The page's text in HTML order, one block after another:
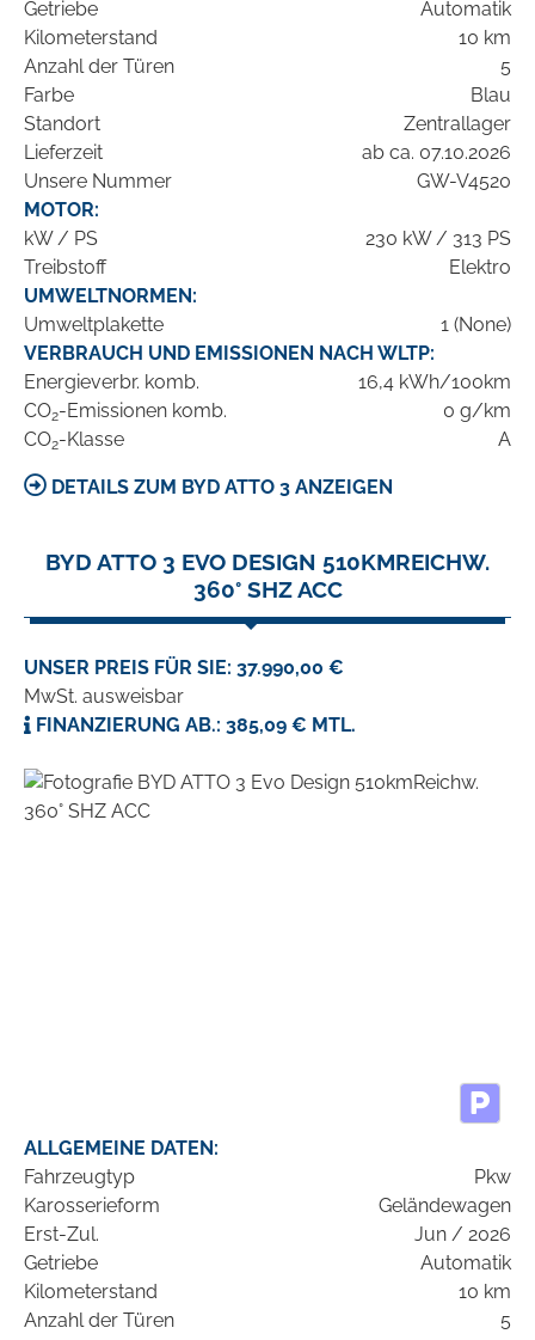
Getriebe
Automatik
Kilometerstand
10 km
Anzahl der Türen
5
Farbe
Blau
Standort
Zentrallager
Lieferzeit
ab ca. 07.10.2026
Unsere Nummer
GW-V4520
MOTOR:
kW / PS
230 kW / 313 PS
Treibstoff
Elektro
UMWELTNORMEN:
Umweltplakette
1 (None)
VERBRAUCH UND EMISSIONEN NACH WLTP:
Energieverbr. komb.
16,4 kWh/100km
CO2-Emissionen komb.
0 g/km
CO2-Klasse A
DETAILS ZUM BYD ATTO 3 ANZEIGEN
BYD ATTO 3 EVO DESIGN 510KMREICHW.
360° SHZ ACC
UNSER PREIS FÜR SIE: 37.990,00 €
MwSt. ausweisbar
FINANZIERUNG AB.: 385,09 € MTL.
ALLGEMEINE DATEN:
Fahrzeugtyp
Pkw
Karosserieform
Geländewagen
Erst-Zul.
Jun / 2026
Getriebe
Automatik
Kilometerstand
10 km
Anzahl der Türen
5